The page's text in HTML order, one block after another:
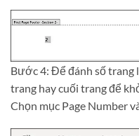
Bước 4: Để đánh số trang
trang hay cuối trang để
Chọn mục Page Number